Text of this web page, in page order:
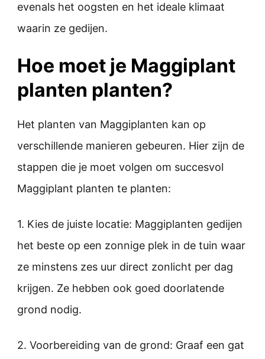
evenals het oogsten en het ideale klimaat
waarin ze gedijen.
Hoe moet je Maggiplant
planten planten?
Het planten van Maggiplanten kan op
verschillende manieren gebeuren. Hier zijn de
stappen die je moet volgen om succesvol
Maggiplant planten te planten:
1. Kies de juiste locatie: Maggiplanten gedijen
het beste op een zonnige plek in de tuin waar
ze minstens zes uur direct zonlicht per dag
krijgen. Ze hebben ook goed doorlatende
grond nodig.
2. Voorbereiding van de grond: Graaf een gat